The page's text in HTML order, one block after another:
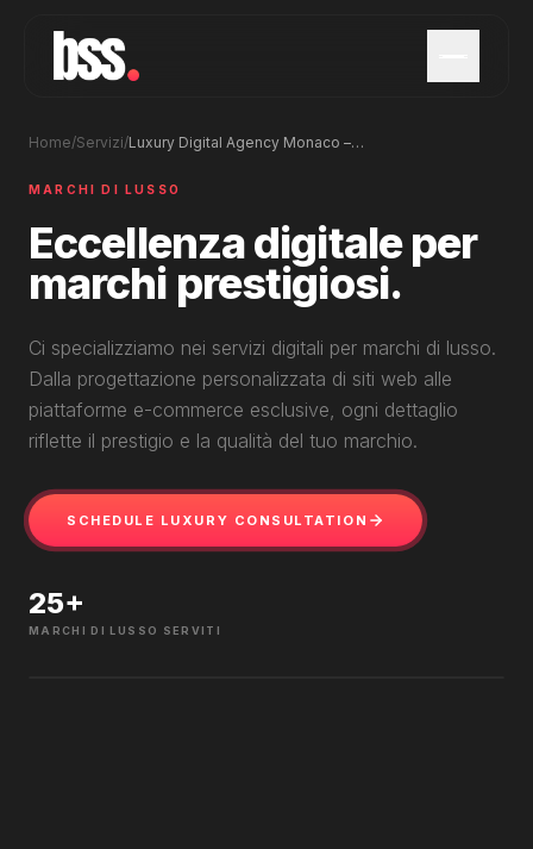
Home/Servizi/ Luxury Digital Agency Monaco – Premium Brand Services
MARCHI DI LUSSO
Eccellenza digitale per
marchi prestigiosi.
Ci specializziamo nei servizi digitali per marchi di lusso.
Dalla progettazione personalizzata di siti web alle
piattaforme e-commerce esclusive, ogni dettaglio
riflette il prestigio e la qualità del tuo marchio.
SCHEDULE LUXURY CONSULTATION
25+
MARCHI DI LUSSO SERVITI